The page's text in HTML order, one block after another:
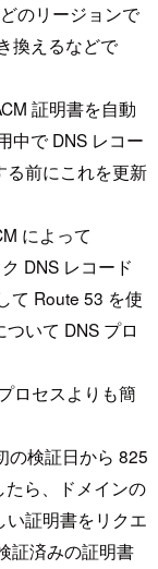
のリージョンで
換えるなどで
証明書を自動
中で DNS レコー
る前にこれを更新
によって
DNS レコード
て Route 53 を使
いて DNS プロ
ロセスよりも簡
の検証日から 825
ら、ドメインの
い証明書をリクエ
証済みの証明書